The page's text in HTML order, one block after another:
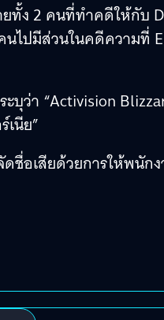
ทั้ง 2 คนที่ทำคดีให้กับ
ไปมีส่วนในคดีความที่
บุว่า “Activision
นีย”
ชื่อเสียด้วยการให้พนัก